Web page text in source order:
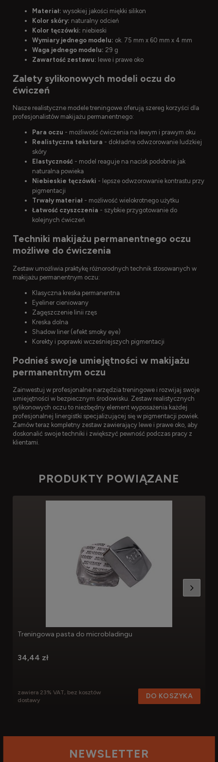
Materiał: wysokiej jakości miękki silikon
Kolor skóry: naturalny odcień
Kolor tęczówki: niebieski
Wymiary jednego modelu: ok. 75 mm x 60 mm x 4 mm
Waga jednego modelu: 29 g
Zawartość zestawu: lewe i prawe oko
Zalety sylikonowych modeli oczu do
ćwiczeń
Nasze realistyczne modele treningowe oferują szereg korzyści dla
profesjonalistów makijażu permanentnego:
Para oczu - możliwość ćwiczenia na lewym i prawym oku
Realistyczna tekstura - dokładne odwzorowanie ludzkiej
skóry
Elastyczność - model reaguje na nacisk podobnie jak
naturalna powieka
Niebieskie tęczówki - lepsze odwzorowanie kontrastu przy
pigmentacji
Trwały materiał - możliwość wielokrotnego użytku
Łatwość czyszczenia - szybkie przygotowanie do
kolejnych ćwiczeń
Techniki makijażu permanentnego oczu
możliwe do ćwiczenia
Zestaw umożliwia praktykę różnorodnych technik stosowanych w
makijażu permanentnym oczu:
Klasyczna kreska permanentna
Eyeliner cieniowany
Zagęszczenie linii rzęs
Kreska dolna
Shadow liner (efekt smoky eye)
Korekty i poprawki wcześniejszych pigmentacji
Podnieś swoje umiejętności w makijażu
permanentnym oczu
Zainwestuj w profesjonalne narzędzia treningowe i rozwijaj swoje
umiejętności w bezpiecznym środowisku. Zestaw realistycznych
sylikonowych oczu to niezbędny element wyposażenia każdej
profesjonalnej linergistki specjalizującej się w pigmentacji powiek.
Zamów teraz kompletny zestaw zawierający lewe i prawe oko, aby
doskonalić swoje techniki i zwiększyć pewność podczas pracy z
klientami.
PRODUKTY POWIĄZANE
Treningowa pasta do microbladingu
34,44 zł
zawiera 23% VAT, bez kosztów
dostawy
DO KOSZYKA
NEWSLETTER